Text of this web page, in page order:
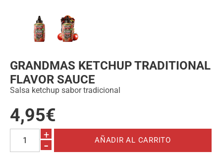
GRANDMAS KETCHUP TRADITIONAL
FLAVOR SAUCE
Salsa ketchup sabor tradicional
4,95€
+
-